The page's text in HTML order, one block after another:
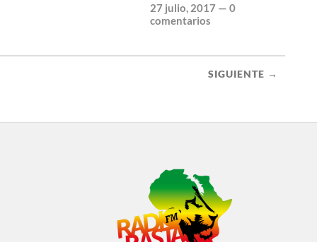
27 julio, 2017— 0
comentarios
SIGUIENTE →